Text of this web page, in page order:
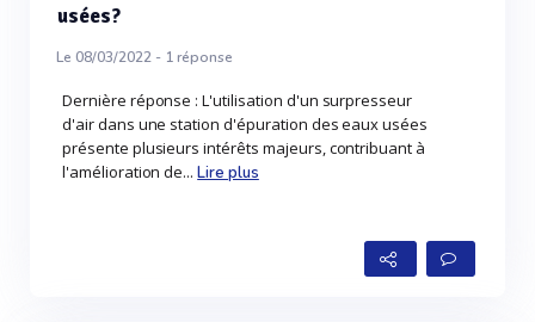
usées?
Le 08/03/2022 - 1réponse
Dernière réponse : L'utilisation d'un surpresseur
d'air dans une station d'épuration des eaux usées
présente plusieurs intérêts majeurs, contribuant à
l'amélioration de...Lire plus